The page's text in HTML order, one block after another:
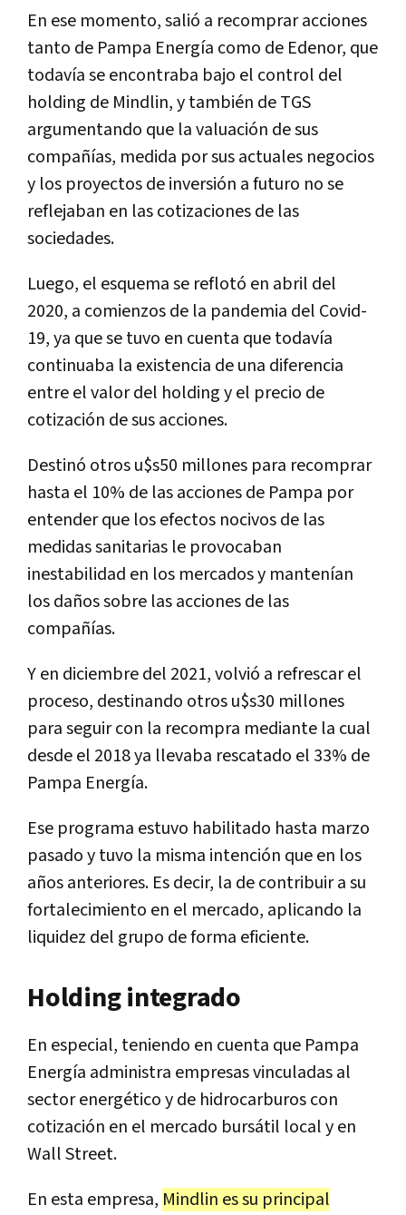
En ese momento, salió a recomprar acciones
tanto de Pampa Energía como de Edenor, que
todavía se encontraba bajo el control del
holding de Mindlin, y también de TGS
argumentando que la valuación de sus
compañías, medida por sus actuales negocios
y los proyectos de inversión a futuro no se
reflejaban en las cotizaciones de las
sociedades.
Luego, el esquema se reflotó en abril del
2020, a comienzos de la pandemia del Covid-
19, ya que se tuvo en cuenta que todavía
continuaba la existencia de una diferencia
entre el valor del holding y el precio de
cotización de sus acciones.
Destinó otros u$s50 millones para recomprar
hasta el 10% de las acciones de Pampa por
entender que los efectos nocivos de las
medidas sanitarias le provocaban
inestabilidad en los mercados y mantenían
los daños sobre las acciones de las
compañías.
Y en diciembre del 2021, volvió a refrescar el
proceso, destinando otros u$s30 millones
para seguir con la recompra mediante la cual
desde el 2018 ya llevaba rescatado el 33% de
Pampa Energía.
Ese programa estuvo habilitado hasta marzo
pasado y tuvo la misma intención que en los
años anteriores. Es decir, la de contribuir a su
fortalecimiento en el mercado, aplicando la
liquidez del grupo de forma eficiente.
Holding integrado
En especial, teniendo en cuenta que Pampa
Energía administra empresas vinculadas al
sector energético y de hidrocarburos con
cotización en el mercado bursátil local y en
Wall Street.
En esta empresa, Mindlin es su principal